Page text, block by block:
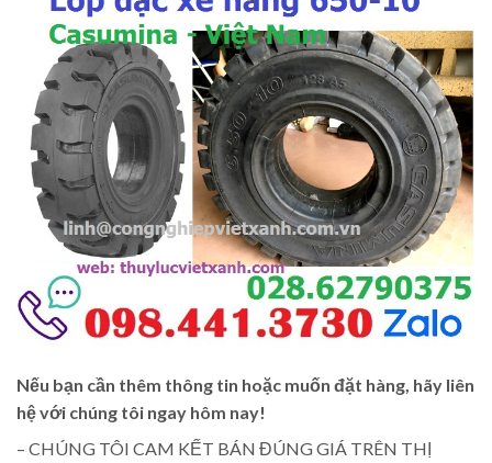
Nếu bạn cần thêm thông tin hoặc muốn đặt hàng, hãy liên
hệ với chúng tôi ngay hôm nay!
– CHÚNG TÔI CAM KẾT BÁN ĐÚNG GIÁ TRÊN THỊ